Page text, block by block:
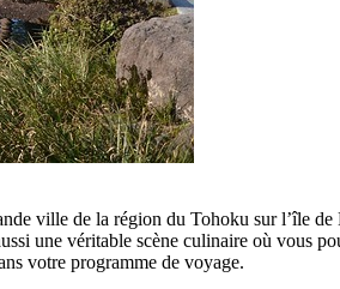
ville de la région du Tohoku sur l’île
une véritable scène culinaire où vous
votre programme de voyage.